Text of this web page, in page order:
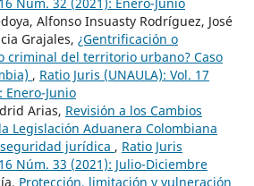
Alfonso Insuasty Rodríguez, José
Grajales, ¿Gentrificación o
criminal del territorio urbano? Caso
, Ratio Juris (UNAULA): Vol. 17
Enero-Junio
Arias, Revisión a los Cambios
Legislación Aduanera Colombiana
jurídica , Ratio Juris
Núm. 33 (2021): Julio-Diciembre
Protección, limitación y vulneración